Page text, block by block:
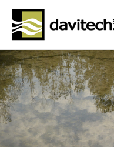
Startseite
Leistungen
Referenzen
Über uns